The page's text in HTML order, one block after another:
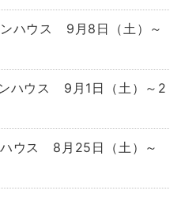
ハウス 9月8日（土）～
ハウス 9月1日（土）～2
ウス 8月25日（土）～